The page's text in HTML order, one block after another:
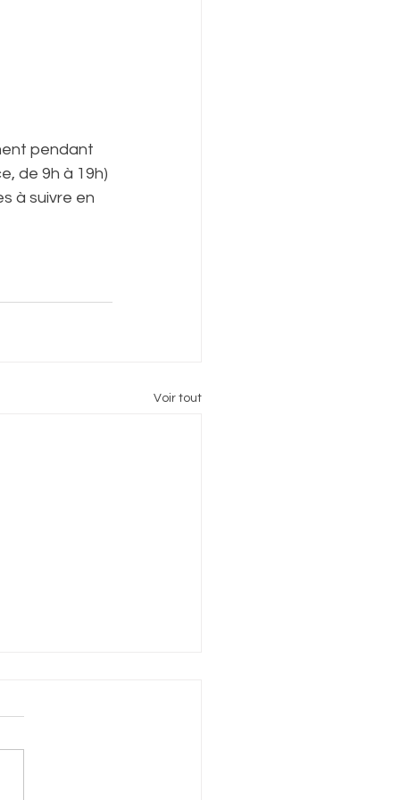
pendant
de 9h à 19h)
à suivre en
Voir tout